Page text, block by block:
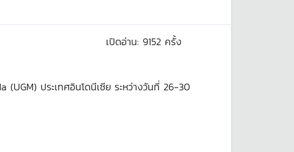
เปิดอ่าน: 9152 ครั้ง
ประเทศอินโดนีเซีย ระหว่างวันที่ 26-30